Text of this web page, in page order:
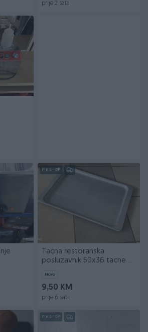
prije 2 sata
PIK SHOP
Tacna restoranska
posluzavnik 50x36 tacne
Novo
9,50 KM
prije 6 sati
PIK SHOP